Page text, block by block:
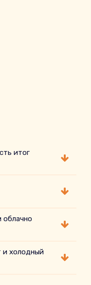
итог
облачно
и холодный